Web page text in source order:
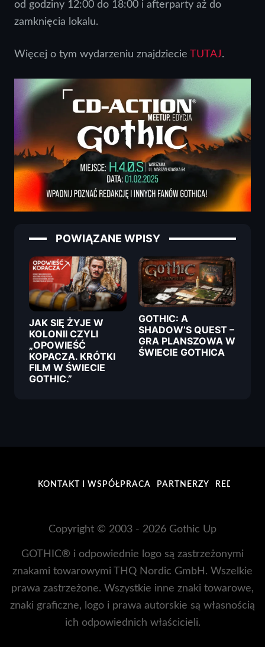
od godziny 12:00 do 18:00 i afterparty aż do
zamknięcia lokalu.
Więcej o tym wydarzeniu znajdziecie TUTAJ.
POWIĄZANE WPISY
JAK SIĘ ŻYJE W
KOLONII CZYLI
„OPOWIEŚĆ
KOPACZA. KRÓTKI
FILM W ŚWIECIE
GOTHIC.”
GOTHIC: A
SHADOW’S QUEST –
GRA PLANSZOWA W
ŚWIECIE GOTHICA
KONTAKT I WSPÓŁPRACA PARTNERZY REDAKCJA
Copyright © 2003 - 2026 Gothic Up
GOTHIC® i odpowiednie logo są zastrzeżonymi
znakami towarowymi THQ Nordic GmbH. Wszelkie
prawa zastrzeżone. Wszystkie inne znaki towarowe,
znaki graficzne, logo i prawa autorskie są własnością
ich odpowiednich właścicieli.